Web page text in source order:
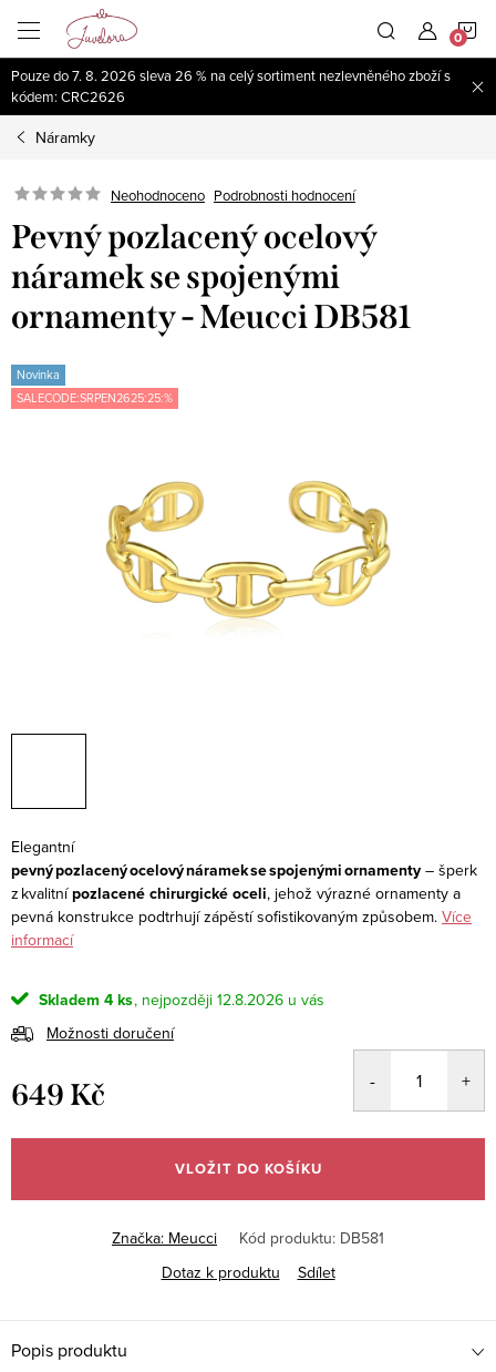
obsah
Pouze do 7. 8. 2026 sleva 26 % na celý sortiment nezlevněného zboží s
kódem: CRC2626
Náramky
Neohodnoceno Podrobnosti hodnocení
Pevný pozlacený ocelový
náramek se spojenými
ornamenty - Meucci DB581
Novinka
SALECODE:SRPEN2625:25:%
Elegantní
pevný pozlacený ocelový náramek se spojenými ornamenty – šperk
z kvalitnípozlacené chirurgické oceli, jehož výrazné ornamenty a
pevná konstrukce podtrhují zápěstí sofistikovaným způsobem. Více
informací
Skladem 4 ks
12.8.2026
Možnosti doručení
649 Kč
cena:
VLOŽIT DO KOŠÍKU
Značka: Meucci Kód produktu: DB581
Dotaz k produktu
Sdílet
Popis produktu